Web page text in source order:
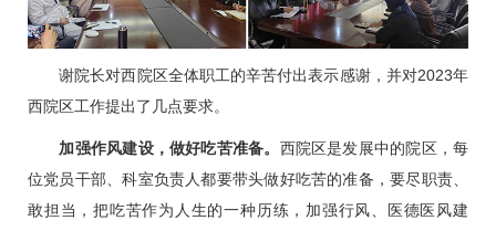
谢院长对西院区全体职工的辛苦付出表示感谢，并对2023年
西院区工作提出了几点要求。
加强作风建设，做好吃苦准备。 西院区是发展中的院区，每
位党员干部、科室负责人都要带头做好吃苦的准备，要尽职责、
敢担当，把吃苦作为人生的一种历练，加强行风、医德医风建